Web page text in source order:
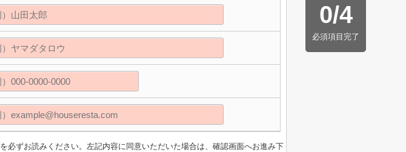
0/4
必須項目完了
を必ずお読みください。左記内容に同意いただいた場合は、確認画面へお進み下